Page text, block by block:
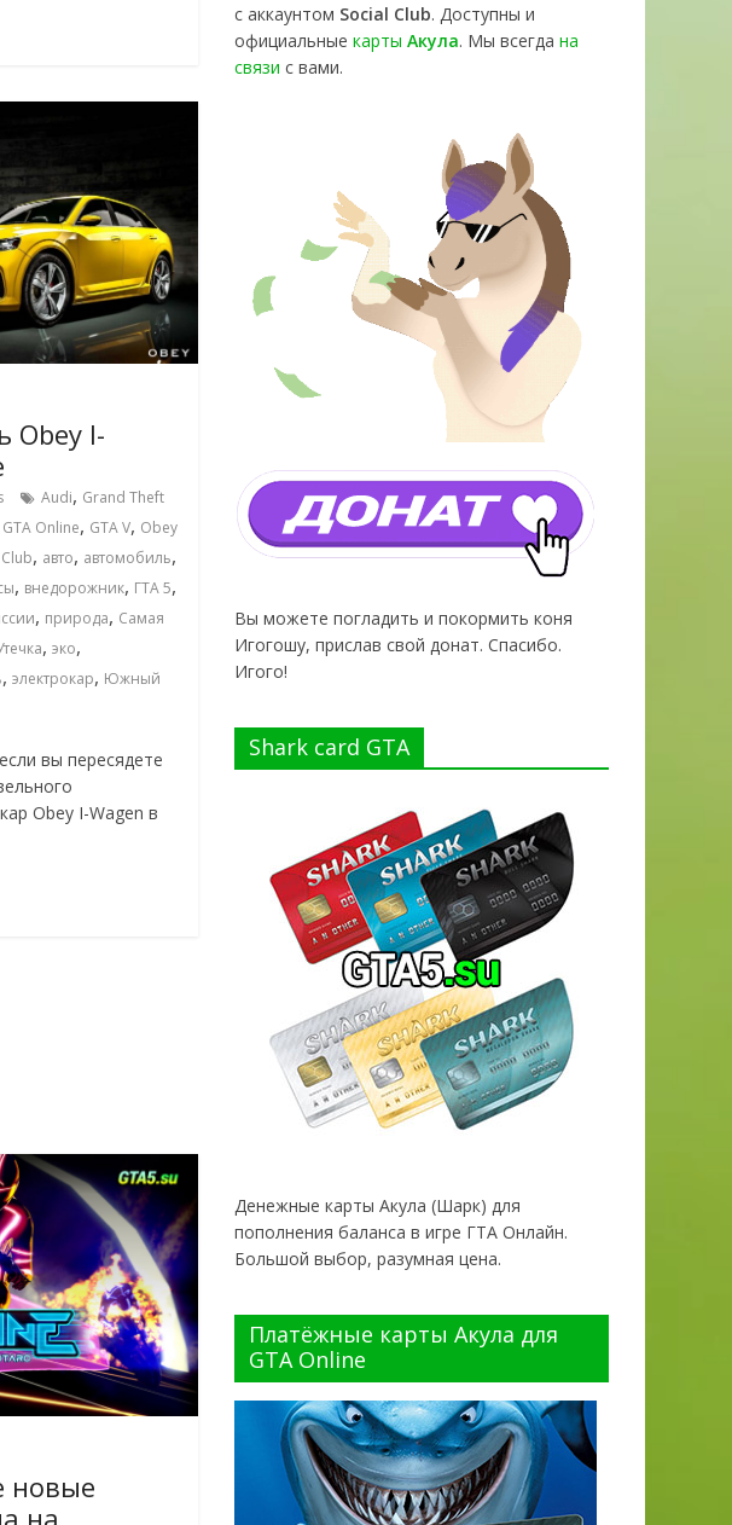
Obey I-
Audi, Grand Theft
GTA Online, GTA V, Obey
, авто, автомобиль,
, внедорожник, ГТА 5,
, природа, Самая
,эко,
,электрокар, Южный
вы пересядете
Obey I-Wagen в
новые
на
с аккаунтом Social Club. Доступны и
официальные карты Акула. Мы всегда на
связи с вами.
Вы можете погладить и покормить коня
Игогошу, прислав свой донат. Спасибо.
Игого!
Shark card GTA
Денежные карты Акула (Шарк) для
пополнения баланса в игре ГТА Онлайн.
Большой выбор, разумная цена.
Платёжные карты Акула для
GTA Online